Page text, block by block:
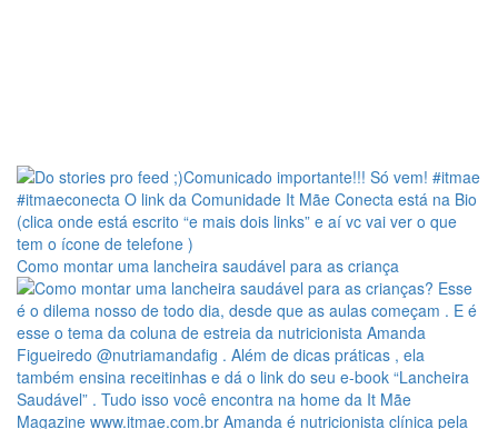
Como montar uma lancheira saudável para as criança